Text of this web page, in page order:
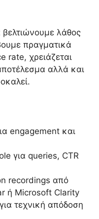
λάθος
πραγματικά
rate, χρειάζεται
αλλά και
engagement και
για queries, CTR
recordings από
ή Microsoft Clarity
τεχνική απόδοση